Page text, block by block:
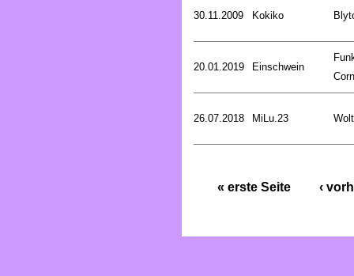
30.11.2009 Kokiko
20.01.2019 Einschwein
26.07.2018 MiLu.23
« erste Seite ‹